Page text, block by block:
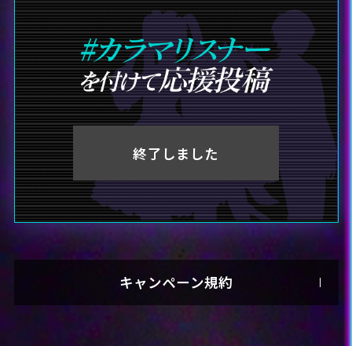
終了しました
キャンペーン規約